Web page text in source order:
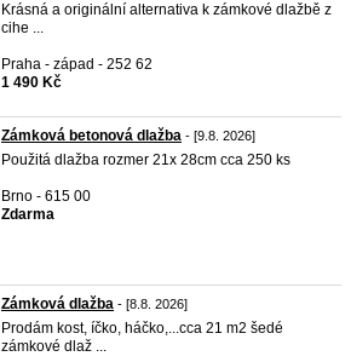
Krásná a originální alternativa k zámkové dlažbě z
cihe ...
Praha - západ - 252 62
1 490 Kč
Zámková betonová dlažba - [9.8. 2026]
Použitá dlažba rozmer 21x 28cm cca 250 ks
Brno - 615 00
Zdarma
Zámková dlažba - [8.8. 2026]
Prodám kost, íčko, háčko,...cca 21 m2 šedé
zámkové dlaž ...